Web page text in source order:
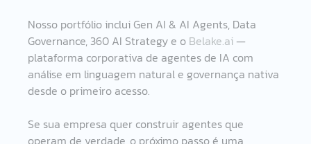
Nosso portfólio inclui Gen AI & AI Agents, Data
Governance, 360 AI Strategy e o Belake.ai —
plataforma corporativa de agentes de IA com
análise em linguagem natural e governança nativa
desde o primeiro acesso.
Se sua empresa quer construir agentes que
operam de verdade, o próximo passo é uma